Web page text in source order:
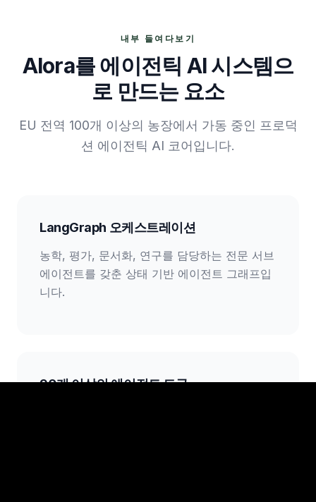
내부 들여다보기
Alora를 에이전틱 AI 시스템으
로 만드는 요소
EU 전역 100개 이상의 농장에서 가동 중인 프로덕
션 에이전틱 AI 코어입니다.
LangGraph 오케스트레이션
농학, 평가, 문서화, 연구를 담당하는 전문 서브
에이전트를 갖춘 상태 기반 에이전트 그래프입
니다.
90개 이상의 에이전트 도구